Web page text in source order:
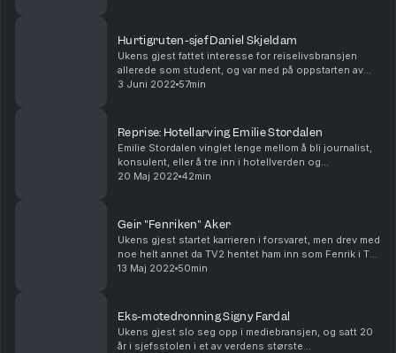
Hurtigruten-sjef Daniel Skjeldam
Ukens gjest fattet interesse for reiselivsbransjen
allerede som student, og var med på oppstarten av
flyselskapet Norwegian. I dag er han toppsjef for en
3 Juni 2022 57min
Reprise: Hotellarving Emilie Stordalen
Emilie Stordalen vinglet lenge mellom å bli journalist,
konsulent, eller å tre inn i hotellverden og
familiekonsernet. Hun var i full gang med jobb i
20 Maj 2022 42min
Geir "Fenriken" Aker
Ukens gjest startet karrieren i forsvaret, men drev med
noe helt annet da TV2 hentet ham inn som Fenrik i TV-
serien Kompani Lauritzen. Da tok karrieren en helt ny
13 Maj 2022 50min
Eks-motedronning Signy Fardal
Ukens gjest slo seg opp i mediebransjen, og satt 20
år i sjefsstolen i et av verdens største